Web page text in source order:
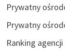
Prywatny
Prywatny
Ranking